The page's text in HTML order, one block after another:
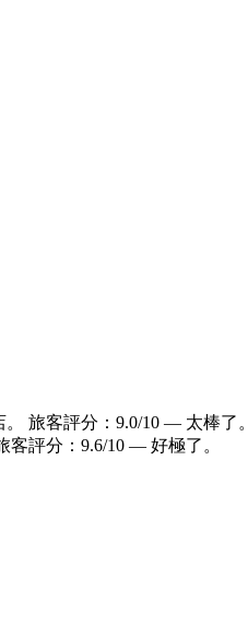
旅客評分：9.0/10 — 太棒了。
評分：9.6/10 — 好極了。